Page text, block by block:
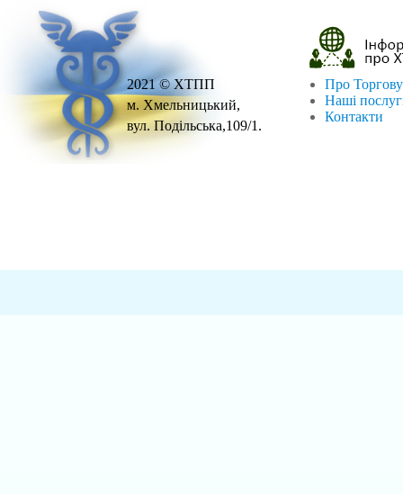
2021 © ХТПП
м. Хмельницький,
вул. Подільська,109/1.
Про
Наші
Контакти